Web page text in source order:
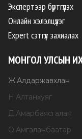
Экспертээр бүртгүүлэх
Онлайн хэлэлцүүлэг
Expert сэтгүүл захиалах
МОНГОЛ УЛСЫН ИХ
Ж.Алдаржавхлан
Н.Алтанхуяг
Д.Амарбаясгалан
О.Амгаланбаатар